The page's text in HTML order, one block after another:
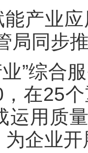
产业
局同
”综合
在25
运用质
企业